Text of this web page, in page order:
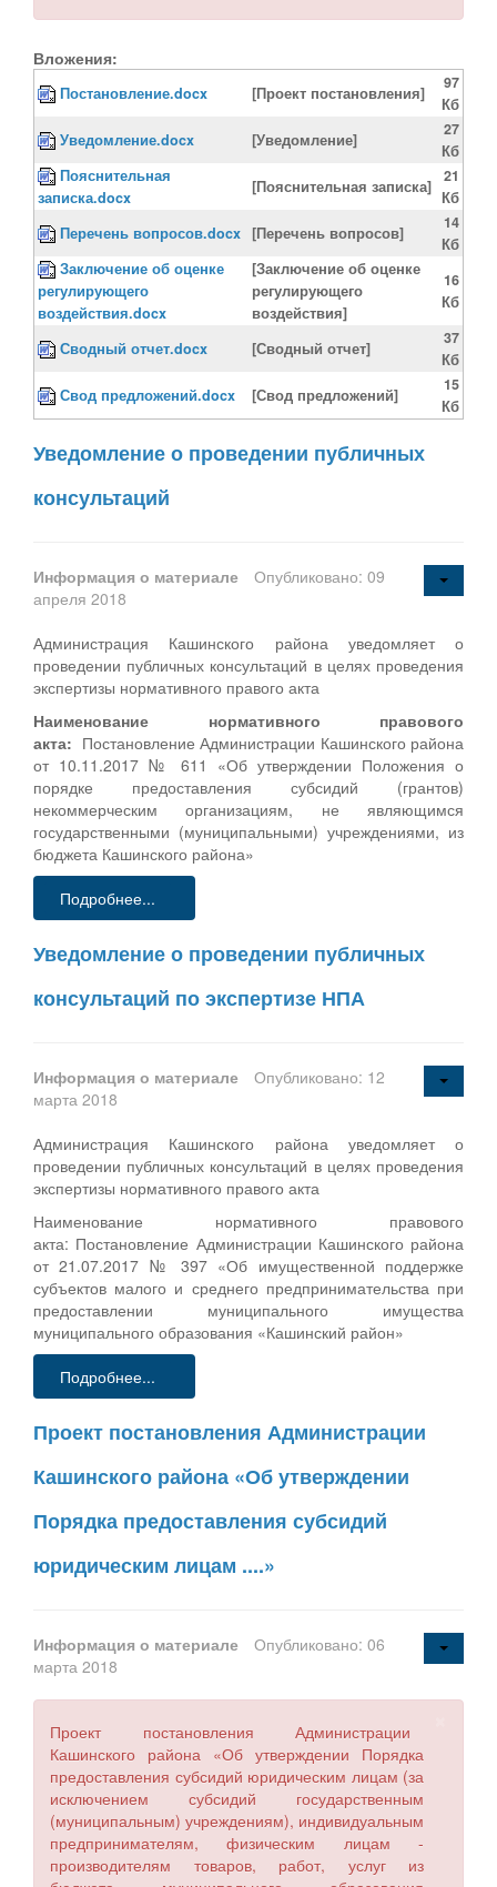
Вложения:
Постановление.docx [Проект постановления]
97
Кб
Уведомление.docx
[Уведомление]
27
Кб
Пояснительная
записка.docx
[Пояснительная записка]
21
Кб
Перечень вопросов.docx
[Перечень вопросов]
14
Кб
Заключение об оценке
регулирующего
воздействия.docx
[Заключение об оценке
регулирующего
воздействия]
16
Кб
Сводный отчет.docx [Сводный отчет]
37
Кб
Свод предложений.docx
[Свод предложений]
15
Кб
Уведомление о проведении публичных
консультаций
Информация о материале
Опубликовано: 09
апреля 2018
Администрация Кашинского района уведомляет о
проведении публичных консультаций в целях проведения
экспертизы нормативного правого акта
Наименование нормативного правового
акта: Постановление Администрации Кашинского района
от 10.11.2017 № 611 «Об утверждении Положения о
порядке предоставления субсидий (грантов)
некоммерческим организациям, не являющимся
государственными (муниципальными) учреждениями, из
бюджета Кашинского района»
Подробнее...
Уведомление о проведении публичных
консультаций по экспертизе НПА
Информация о материале
Опубликовано: 12
марта 2018
Администрация Кашинского района уведомляет о
проведении публичных консультаций в целях проведения
экспертизы нормативного правого акта
Наименование нормативного правового
акта: Постановление Администрации Кашинского района
от 21.07.2017 № 397 «Об имущественной поддержке
субъектов малого и среднего предпринимательства при
предоставлении муниципального имущества
муниципального образования «Кашинский район»
Подробнее...
Проект постановления Администрации
Кашинского района «Об утверждении
Порядка предоставления субсидий
юридическим лицам ....»
Информация о материале
Опубликовано: 06
марта 2018
Проект постановления Администрации
Кашинского района «Об утверждении Порядка
предоставления субсидий юридическим лицам (за
исключением субсидий государственным
(муниципальным) учреждениям), индивидуальным
предпринимателям, физическим лицам -
производителям товаров, работ, услуг из